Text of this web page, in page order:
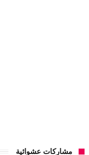
مشاركات عشوائية